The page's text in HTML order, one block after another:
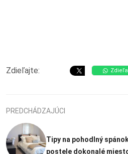
Zdieľajte:
PREDCHÁDZAJÚCI
Tipy na pohodlný
postele dokonalé